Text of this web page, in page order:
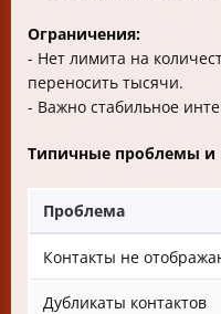
Ограничения:
- Нет лимита на
переносить тысячи.
- Важно стабильное
Типичные проблемы и
Проблема
Контакты не
Дубликаты контактов